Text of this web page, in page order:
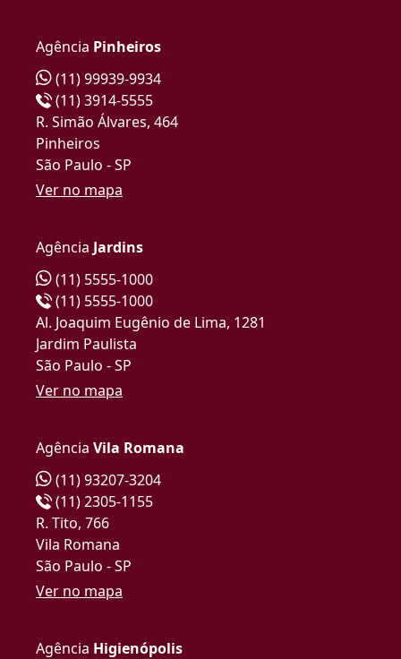
Agência Pinheiros
(11) 99939-9934
(11) 3914-5555
R. Simão Álvares, 464
Pinheiros
São Paulo - SP
Ver no mapa
Agência Jardins
(11) 5555-1000
(11) 5555-1000
Al. Joaquim Eugênio de Lima, 1281
Jardim Paulista
São Paulo - SP
Ver no mapa
Agência Vila Romana
(11) 93207-3204
(11) 2305-1155
R. Tito, 766
Vila Romana
São Paulo - SP
Ver no mapa
Agência Higienópolis